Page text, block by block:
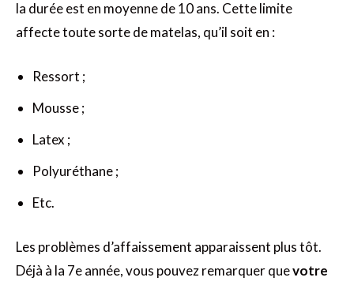
la durée est en moyenne de 10 ans. Cette limite
affecte toute sorte de matelas, qu’il soit en :
Ressort ;
Mousse ;
Latex ;
Polyuréthane ;
Etc.
Les problèmes d’affaissement apparaissent plus tôt.
Déjà à la 7e année, vous pouvez remarquer quevotre